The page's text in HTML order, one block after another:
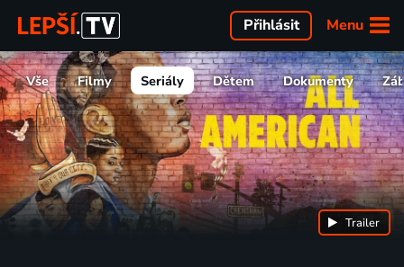
Menu
Přihlásit
Vše Filmy Seriály Dětem Dokumenty
Trailer